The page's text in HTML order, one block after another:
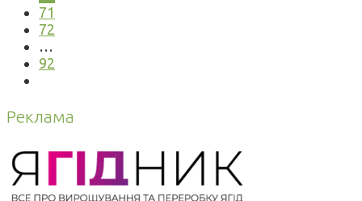
71
72
…
92
Реклама